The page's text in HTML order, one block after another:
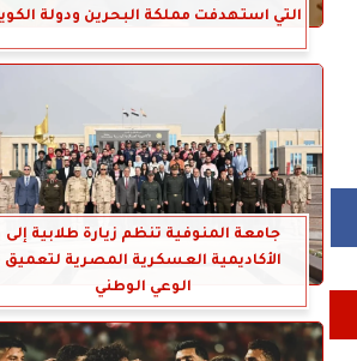
التي استهدفت مملكة البحرين ودولة
جامعة المنوفية تنظم زيارة طلابية إلى
الأكاديمية العسكرية المصرية لتعميق
الوعي الوطني